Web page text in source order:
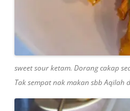
sweet sour ketam. Dorang cakap
Tak sempat nak makan sbb Aqilah